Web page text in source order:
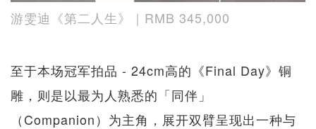
游雯迪《第二人生》｜RMB 345,000
至于本场冠军拍品 - 24cm高的《Final Day》铜
雕，则是以最为人熟悉的「同伴」
（Companion）为主角，展开双臂呈现出一种与